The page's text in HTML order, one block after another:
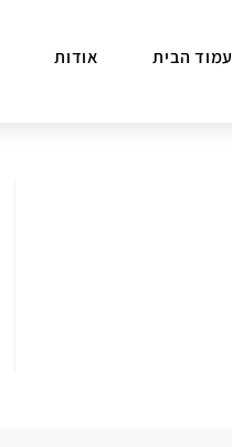
עמוד הבית אודות